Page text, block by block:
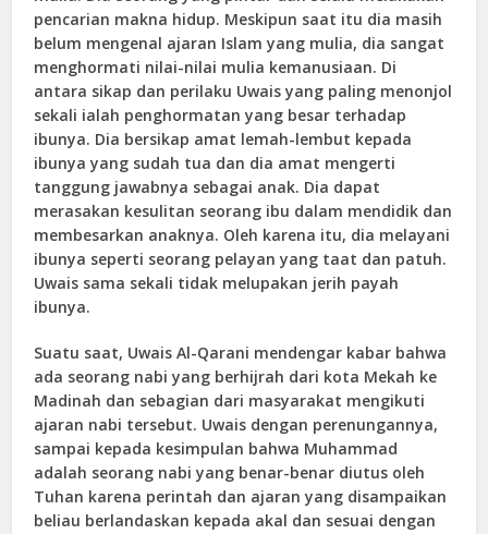
pencarian makna hidup. Meskipun saat itu dia masih
belum mengenal ajaran Islam yang mulia, dia sangat
menghormati nilai-nilai mulia kemanusiaan. Di
antara sikap dan perilaku Uwais yang paling menonjol
sekali ialah penghormatan yang besar terhadap
ibunya. Dia bersikap amat lemah-lembut kepada
ibunya yang sudah tua dan dia amat mengerti
tanggung jawabnya sebagai anak. Dia dapat
merasakan kesulitan seorang ibu dalam mendidik dan
membesarkan anaknya. Oleh karena itu, dia melayani
ibunya seperti seorang pelayan yang taat dan patuh.
Uwais sama sekali tidak melupakan jerih payah
ibunya.
Suatu saat, Uwais Al-Qarani mendengar kabar bahwa
ada seorang nabi yang berhijrah dari kota Mekah ke
Madinah dan sebagian dari masyarakat mengikuti
ajaran nabi tersebut. Uwais dengan perenungannya,
sampai kepada kesimpulan bahwa Muhammad
adalah seorang nabi yang benar-benar diutus oleh
Tuhan karena perintah dan ajaran yang disampaikan
beliau berlandaskan kepada akal dan sesuai dengan